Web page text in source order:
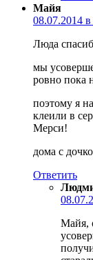
Майя
08.07.2014
Люда
мы
ровно пока
поэтому я
клеили в
Мерси!
дома с
Ответить
Майя,